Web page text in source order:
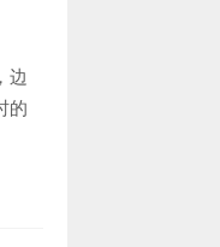
边
的